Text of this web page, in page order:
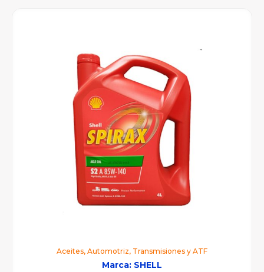
Aceites, Automotriz, Transmisiones y ATF
Marca: SHELL